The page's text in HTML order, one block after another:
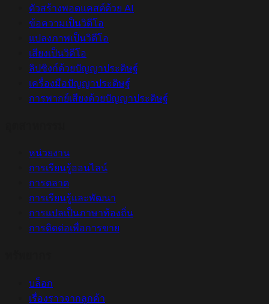
ตัวสร้างพอดแคสต์ด้วย AI
ข้อความเป็นวิดีโอ
แปลงภาพเป็นวิดีโอ
เสียงเป็นวิดีโอ
ลิปซิงก์ด้วยปัญญาประดิษฐ์
เครื่องมือปัญญาประดิษฐ์
การพากย์เสียงด้วยปัญญาประดิษฐ์
หน่วยงาน
การเรียนรู้ออนไลน์
การตลาด
การเรียนรู้และพัฒนา
การแปลเป็นภาษาท้องถิ่น
การติดต่อเพื่อการขาย
บล็อก
เรื่องราวจากลูกค้า